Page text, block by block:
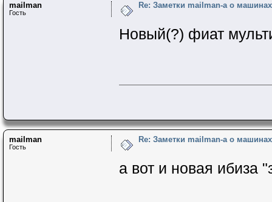
mailman
Гость
Re: Заметки mailman-a о
Новый(?) фиат
mailman
Гость
Re: Заметки mailman-a о
а вот и новая ибиза